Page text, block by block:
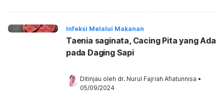
Infeksi Melalui Makanan
Taenia saginata, Cacing Pita yang Ada
pada Daging Sapi
Ditinjau oleh dr. Nurul Fajriah Afiatunnisa •
05/09/2024